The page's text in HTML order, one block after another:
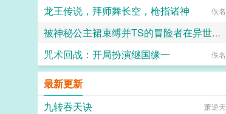
龙王传说，拜师舞长空，枪指诸神 佚名
被神秘公主裙束缚并TS的冒险者在异世界的色色奇遇故事
代号穿山甲
咒术回战：开局扮演继国缘一 佚名
最新更新
九转吞天诀
萧逆天